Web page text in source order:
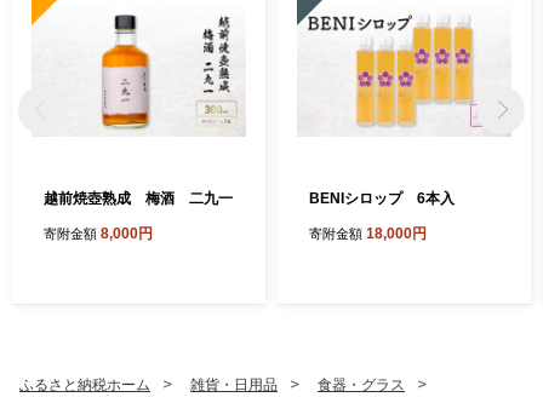
越前焼壺熟成 梅酒 二九一
寄附金額 8,000円
BENIシロップ 6本入
寄附金額 18,000円
ふるさと納税ホーム 雑貨・日用品 食器・グラス